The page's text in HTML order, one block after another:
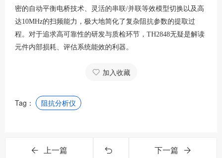
密的自动平衡电桥技术、灵活的串联/并联等效模型切换以及高
达10MHz的扫频能力，极大地简化了复杂阻抗参数的提取过
程。对于追求高可靠性的研发与质检环节，TH2848无疑是解读
元件内部损耗、评估系统能效的利器。
加入收藏
Tag： 阻抗分析仪
上一篇 下一篇